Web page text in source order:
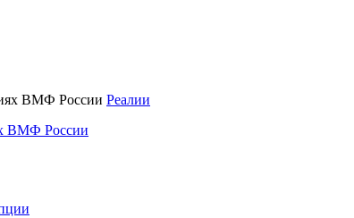
Реалии
ВМФ России